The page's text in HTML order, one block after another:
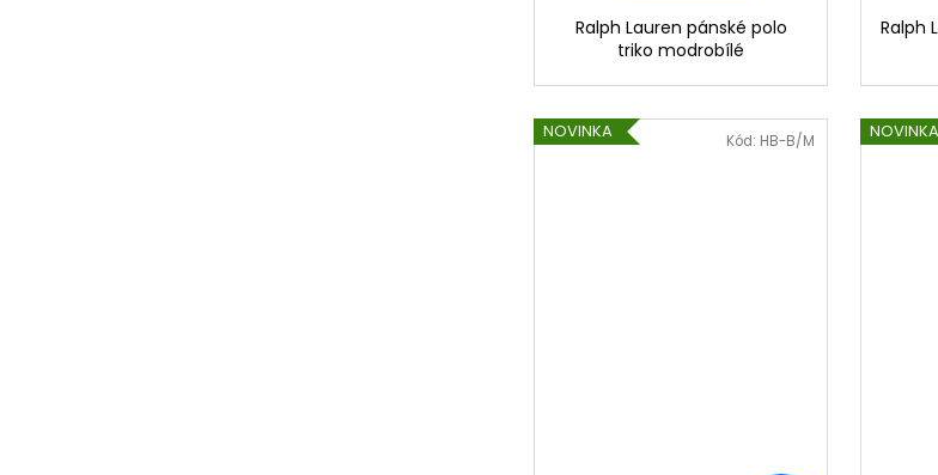
Ralph Lauren pánské polo
triko modrobílé
Ralph
NOVINKA Kód: HB-B/M NOVINKA